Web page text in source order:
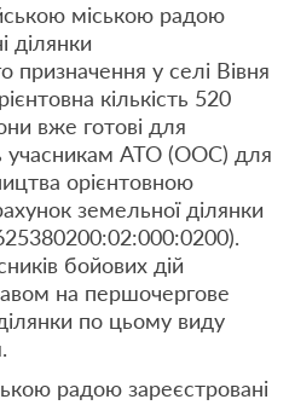
міською радою
ділянки
призначення у селі Вівня
кількість 520
вже готові для
учасникам АТО (ООС) для
орієнтовною
земельної ділянки
бойових дій
на першочергове
по цьому виду
радою зареєстровані